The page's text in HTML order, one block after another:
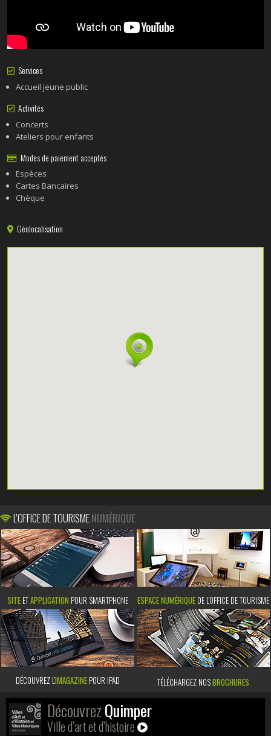
Services
Accueil jeune public
Activités
Concerts
Ateliers pour enfants
Modes de paiement acceptés
Espèces
Cartes Bancaires
Chèque
Géolocalisation
L'OFFICE DE TOURISMENUMÉRIQUE
SITE ETAPPLICATION POUR SMARTPHONE ESPACE NUMÉRIQUE DE L'OFFICE DE TOURISME
DÉCOUVREZ L’IMAGAZINE POUR IPAD TÉLÉCHARGEZ NOSBROCHURES
DécouvrezQuimper
Ville d’art et d’histoire